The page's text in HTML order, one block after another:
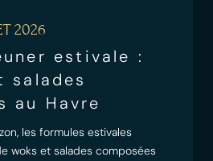
2026
estivale :
salades
au Havre
les formules estivales
woks et salades composées